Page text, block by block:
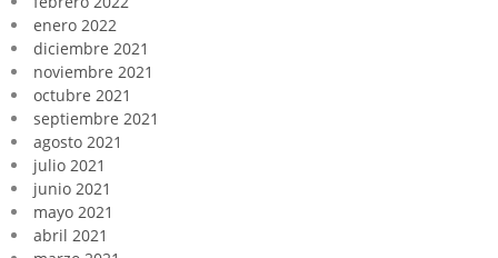
enero 2022
diciembre 2021
noviembre 2021
octubre 2021
septiembre 2021
agosto 2021
julio 2021
junio 2021
mayo 2021
abril 2021